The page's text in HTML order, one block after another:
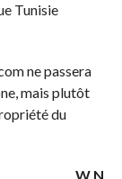
Tunisie
ne passera
mais plutôt
du
W.N